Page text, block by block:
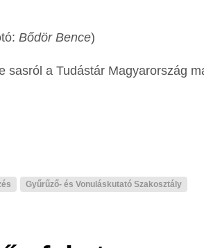
Bődör Bence)
sasról a Tudástár Magyarország
Gyűrűző- és Vonuláskutató Szakosztály